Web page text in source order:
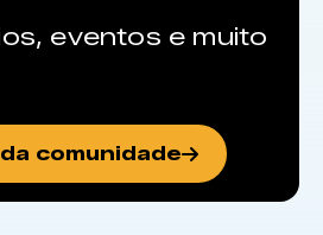
eventos e muito
comunidade